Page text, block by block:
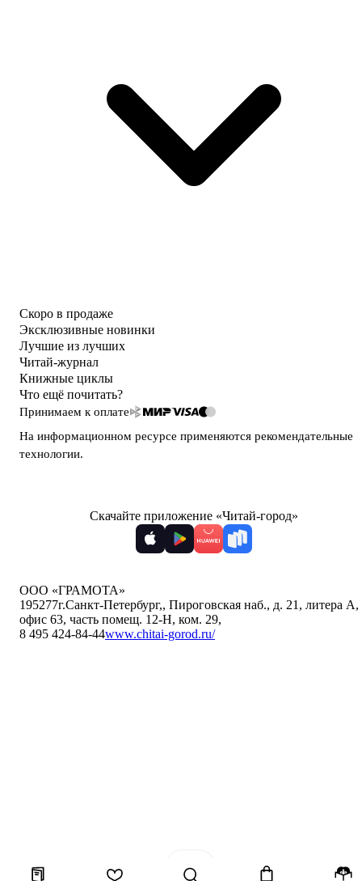
Скоро в продаже
Эксклюзивные новинки
Лучшие из лучших
Читай-журнал
Книжные циклы
Что ещё почитать?
Принимаем к оплате
На информационном ресурсе применяются рекомендательные
технологии.
Скачайте приложение «Читай-город»
ООО «ГРАМОТА»
195277г.Санкт-Петербург,, Пироговская наб., д. 21, литера А,
офис 63, часть помещ. 12-Н, ком. 29,
8 495 424-84-44www.chitai-gorod.ru/